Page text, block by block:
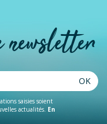
saisies soient
actualités. En
OK